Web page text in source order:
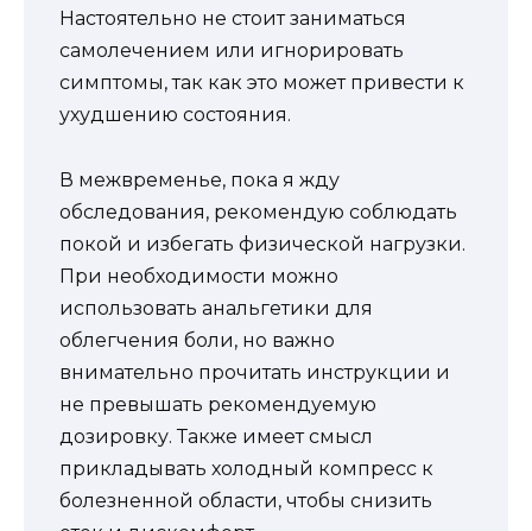
Настоятельно не стоит заниматься
самолечением или игнорировать
симптомы, так как это может привести к
ухудшению состояния.
В межвременье, пока я жду
обследования, рекомендую соблюдать
покой и избегать физической нагрузки.
При необходимости можно
использовать анальгетики для
облегчения боли, но важно
внимательно прочитать инструкции и
не превышать рекомендуемую
дозировку. Также имеет смысл
прикладывать холодный компресс к
болезненной области, чтобы снизить